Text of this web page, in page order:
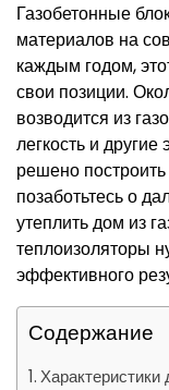
Газобетонные
материалов на
каждым годом,
свои позиции.
возводится из
легкость и
решено
позаботьтесь о
утеплить дом из
теплоизоляторы
эффективного
Содержание
Характеристики